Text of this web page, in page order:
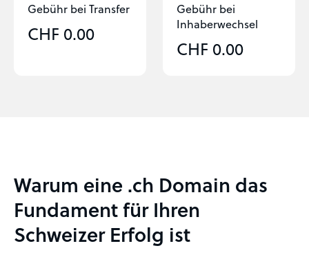
Gebühr bei Transfer
CHF 0.00
Gebühr bei
Inhaber­wechsel
CHF 0.00
Warum eine .ch Domain das
Fundament für Ihren
Schweizer Erfolg ist